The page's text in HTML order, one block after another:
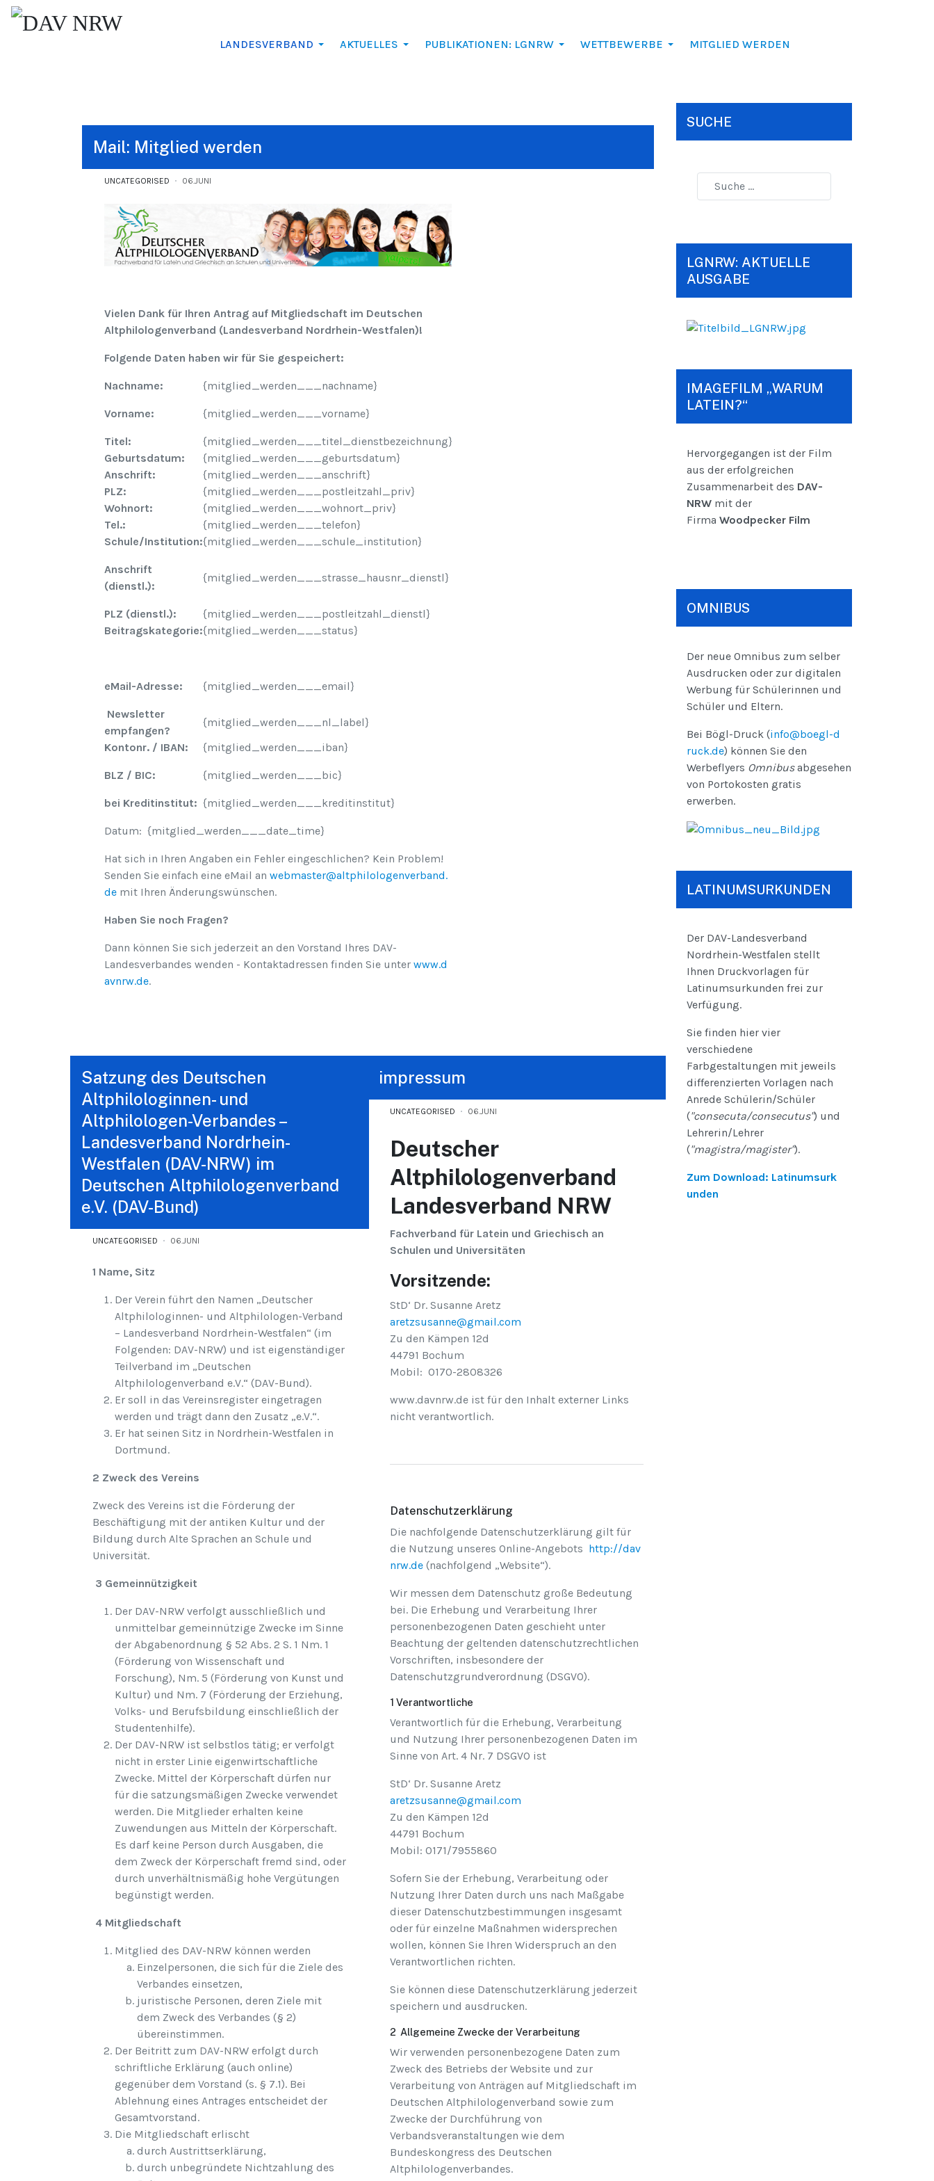
LANDESVERBAND AKTUELLES PUBLIKATIONEN: LGNRW WETTBEWERBE MITGLIED WERDEN
Mail: Mitglied werden
UNCATEGORISED 06.JUNI
Vielen Dank für Ihren Antrag auf Mitgliedschaft im Deutschen
Altphilologenverband (Landesverband Nordrhein-Westfalen)!
Folgende Daten haben wir für Sie gespeichert:
Nachname: {mitglied_werden___nachname}
Vorname: {mitglied_werden___vorname}
Titel:
{mitglied_werden___titel_dienstbezeichnung}
Geburtsdatum:
{mitglied_werden___geburtsdatum}
Anschrift:
{mitglied_werden___anschrift}
PLZ:
{mitglied_werden___postleitzahl_priv}
Wohnort:
{mitglied_werden___wohnort_priv}
Tel.:
{mitglied_werden___telefon}
Schule/Institution:{mitglied_werden___schule_institution}
Anschrift
(dienstl.):
{mitglied_werden___strasse_hausnr_dienstl}
PLZ (dienstl.):
{mitglied_werden___postleitzahl_dienstl}
Beitragskategorie:{mitglied_werden___status}
eMail-Adresse: {mitglied_werden___email}
Newsletter
empfangen?
{mitglied_werden___nl_label}
Kontonr. / IBAN:
{mitglied_werden___iban}
BLZ / BIC: {mitglied_werden___bic}
bei Kreditinstitut: {mitglied_werden___kreditinstitut}
Datum: {mitglied_werden___date_time}
Hat sich in Ihren Angaben ein Fehler eingeschlichen? Kein Problem!
Senden Sie einfach eine eMail an webmaster@altphilologenverband.
de mit Ihren Änderungswünschen.
Haben Sie noch Fragen?
Dann können Sie sich jederzeit an den Vorstand Ihres DAV-
Landesverbandes wenden - Kontaktadressen finden Sie unter www.d
avnrw.de.
Satzung des Deutschen
Altphilologinnen- und
Altphilologen-Verbandes –
Landesverband Nordrhein-
Westfalen (DAV-NRW) im
Deutschen Altphilologenverband
e.V. (DAV-Bund)
UNCATEGORISED 06.JUNI
1 Name, Sitz
Der Verein führt den Namen „Deutscher
Altphilologinnen- und Altphilologen-Verband
– Landesverband Nordrhein-Westfalen“ (im
Folgenden: DAV-NRW) und ist eigenständiger
Teilverband im „Deutschen
Altphilologenverband e.V.“ (DAV-Bund).
Er soll in das Vereinsregister eingetragen
werden und trägt dann den Zusatz „e.V.“.
Er hat seinen Sitz in Nordrhein-Westfalen in
Dortmund.
2 Zweck des Vereins
Zweck des Vereins ist die Förderung der
Beschäftigung mit der antiken Kultur und der
Bildung durch Alte Sprachen an Schule und
Universität.
3 Gemeinnützigkeit
Der DAV-NRW verfolgt ausschließlich und
unmittelbar gemeinnützige Zwecke im Sinne
der Abgabenordnung § 52 Abs. 2 S. 1 Nm. 1
(Förderung von Wissenschaft und
Forschung), Nm. 5 (Förderung von Kunst und
Kultur) und Nm. 7 (Förderung der Erziehung,
Volks- und Berufsbildung einschließlich der
Studentenhilfe).
Der DAV-NRW ist selbstlos tätig; er verfolgt
nicht in erster Linie eigenwirtschaftliche
Zwecke. Mittel der Körperschaft dürfen nur
für die satzungsmäßigen Zwecke verwendet
werden. Die Mitglieder erhalten keine
Zuwendungen aus Mitteln der Körperschaft.
Es darf keine Person durch Ausgaben, die
dem Zweck der Körperschaft fremd sind, oder
durch unverhältnismäßig hohe Vergütungen
begünstigt werden.
4 Mitgliedschaft
Mitglied des DAV-NRW können werden
Einzelpersonen, die sich für die Ziele des
Verbandes einsetzen,
juristische Personen, deren Ziele mit
dem Zweck des Verbandes (§ 2)
übereinstimmen.
Der Beitritt zum DAV-NRW erfolgt durch
schriftliche Erklärung (auch online)
gegenüber dem Vorstand (s. § 7.1). Bei
Ablehnung eines Antrages entscheidet der
Gesamtvorstand.
Die Mitgliedschaft erlischt
durch Austrittserklärung,
durch unbegründete Nichtzahlung des
impressum
UNCATEGORISED 06.JUNI
Deutscher
Altphilologenverband
Landesverband NRW
Fachverband für Latein und Griechisch an
Schulen und Universitäten
Vorsitzende:
StD‘ Dr. Susanne Aretz
aretzsusanne@gmail.com
Zu den Kämpen 12d
44791 Bochum
Mobil: 0170-2808326
www.davnrw.de ist für den Inhalt externer Links
nicht verantwortlich.
Datenschutzerklärung
Die nachfolgende Datenschutzerklärung gilt für
die Nutzung unseres Online-Angebots http://dav
nrw.de(nachfolgend „Website“).
Wir messen dem Datenschutz große Bedeutung
bei. Die Erhebung und Verarbeitung Ihrer
personenbezogenen Daten geschieht unter
Beachtung der geltenden datenschutzrechtlichen
Vorschriften, insbesondere der
Datenschutzgrundverordnung (DSGVO).
1 Verantwortliche
Verantwortlich für die Erhebung, Verarbeitung
und Nutzung Ihrer personenbezogenen Daten im
Sinne von Art. 4 Nr. 7 DSGVO ist
StD‘ Dr. Susanne Aretz
aretzsusanne@gmail.com
Zu den Kämpen 12d
44791 Bochum
Mobil: 0171/7955860
Sofern Sie der Erhebung, Verarbeitung oder
Nutzung Ihrer Daten durch uns nach Maßgabe
dieser Datenschutzbestimmungen insgesamt
oder für einzelne Maßnahmen widersprechen
wollen, können Sie Ihren Widerspruch an den
Verantwortlichen richten.
Sie können diese Datenschutzerklärung jederzeit
speichern und ausdrucken.
2 Allgemeine Zwecke der Verarbeitung
Wir verwenden personenbezogene Daten zum
Zweck des Betriebs der Website und zur
Verarbeitung von Anträgen auf Mitgliedschaft im
Deutschen Altphilologenverband sowie zum
Zwecke der Durchführung von
Verbandsveranstaltungen wie dem
Bundeskongress des Deutschen
Altphilologenverbandes.
SUCHE
LGNRW: AKTUELLE
AUSGABE
IMAGEFILM „WARUM
LATEIN?“
Hervorgegangen ist der Film
aus der erfolgreichen
Zusammenarbeit des DAV-
NRW mit der
Firma Woodpecker Film
OMNIBUS
Der neue Omnibus zum selber
Ausdrucken oder zur digitalen
Werbung für Schülerinnen und
Schüler und Eltern.
Bei Bögl-Druck (info@boegl-d
ruck.de) können Sie den
Werbeflyers Omnibusabgesehen
von Portokosten gratis
erwerben.
LATINUMSURKUNDEN
Der DAV-Landesverband
Nordrhein-Westfalen stellt
Ihnen Druckvorlagen für
Latinumsurkunden frei zur
Verfügung.
Sie finden hier vier
verschiedene
Farbgestaltungen mit jeweils
differenzierten Vorlagen nach
Anrede Schülerin/Schüler
("consecuta/consecutus") und
Lehrerin/Lehrer
("magistra/magister").
Zum Download: Latinumsurk
unden